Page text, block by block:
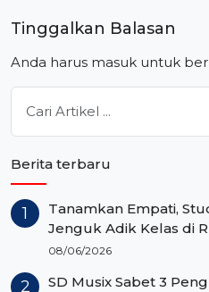
Tinggalkan Balasan
Anda harus masuk untuk
Berita terbaru
Tanamkan Empati,
Jenguk Adik Kelas di
08/06/2026
SD Musix Sabet 3